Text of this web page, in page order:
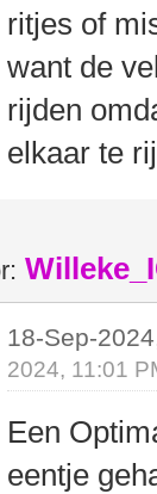
ritjes of
want de
rijden
elkaar te
18-Sep-
2024, 11:01
Een
eentje